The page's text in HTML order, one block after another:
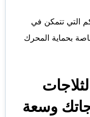
التي تتمكن في
بحماية المحرك
وسعة